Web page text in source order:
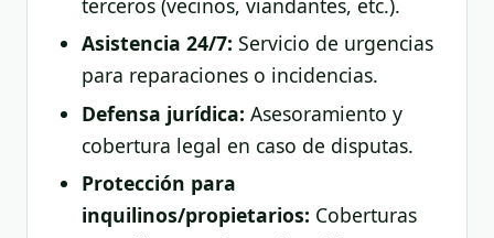
terceros (vecinos, viandantes, etc.).
Asistencia 24/7: Servicio de urgencias
para reparaciones o incidencias.
Defensa jurídica: Asesoramiento y
cobertura legal en caso de disputas.
Protección para
inquilinos/propietarios: Coberturas